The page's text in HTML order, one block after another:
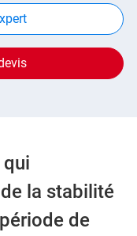
la stabilité
de